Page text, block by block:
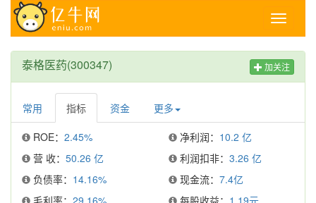
Toggle
泰格医药(300347) 加关注
常用 指标 资金 更多
ROE： 2.45% 净利润： 10.2 亿
营 收： 50.26 亿 利润扣非： 3.26 亿
负债率： 14.16% 现金流： 7.4亿